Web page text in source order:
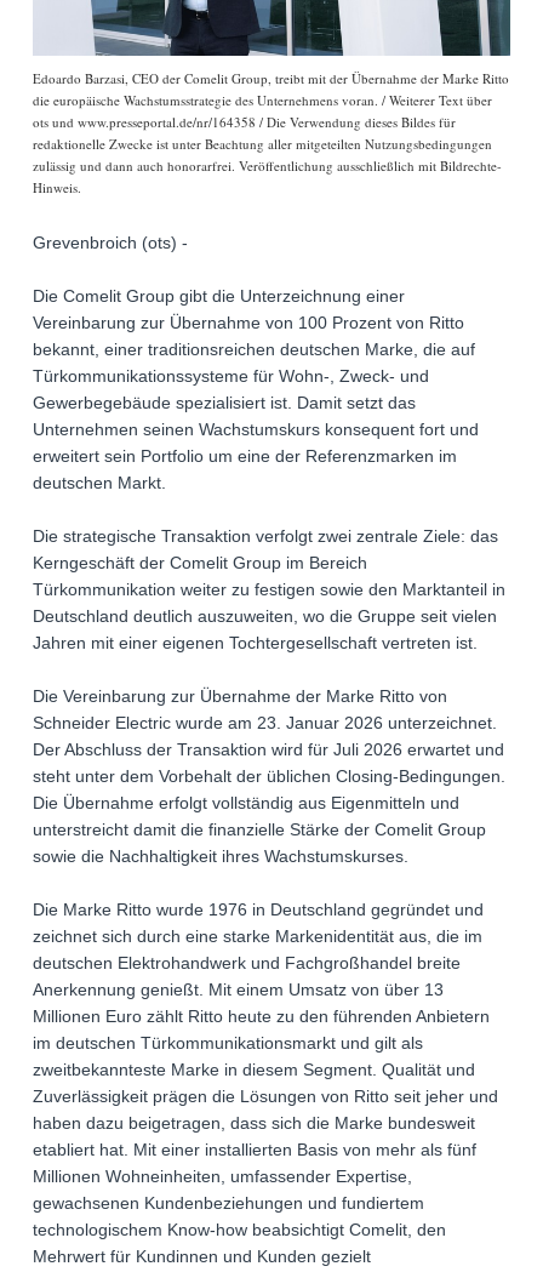
Edoardo Barzasi, CEO der Comelit Group, treibt mit der Übernahme der Marke Ritto
die europäische Wachstumsstrategie des Unternehmens voran. / Weiterer Text über
ots und www.presseportal.de/nr/164358 / Die Verwendung dieses Bildes für
redaktionelle Zwecke ist unter Beachtung aller mitgeteilten Nutzungsbedingungen
zulässig und dann auch honorarfrei. Veröffentlichung ausschließlich mit Bildrechte-
Hinweis.
Grevenbroich (ots) -
Die Comelit Group gibt die Unterzeichnung einer
Vereinbarung zur Übernahme von 100 Prozent von Ritto
bekannt, einer traditionsreichen deutschen Marke, die auf
Türkommunikationssysteme für Wohn-, Zweck- und
Gewerbegebäude spezialisiert ist. Damit setzt das
Unternehmen seinen Wachstumskurs konsequent fort und
erweitert sein Portfolio um eine der Referenzmarken im
deutschen Markt.
Die strategische Transaktion verfolgt zwei zentrale Ziele: das
Kerngeschäft der Comelit Group im Bereich
Türkommunikation weiter zu festigen sowie den Marktanteil in
Deutschland deutlich auszuweiten, wo die Gruppe seit vielen
Jahren mit einer eigenen Tochtergesellschaft vertreten ist.
Die Vereinbarung zur Übernahme der Marke Ritto von
Schneider Electric wurde am 23. Januar 2026 unterzeichnet.
Der Abschluss der Transaktion wird für Juli 2026 erwartet und
steht unter dem Vorbehalt der üblichen Closing-Bedingungen.
Die Übernahme erfolgt vollständig aus Eigenmitteln und
unterstreicht damit die finanzielle Stärke der Comelit Group
sowie die Nachhaltigkeit ihres Wachstumskurses.
Die Marke Ritto wurde 1976 in Deutschland gegründet und
zeichnet sich durch eine starke Markenidentität aus, die im
deutschen Elektrohandwerk und Fachgroßhandel breite
Anerkennung genießt. Mit einem Umsatz von über 13
Millionen Euro zählt Ritto heute zu den führenden Anbietern
im deutschen Türkommunikationsmarkt und gilt als
zweitbekannteste Marke in diesem Segment. Qualität und
Zuverlässigkeit prägen die Lösungen von Ritto seit jeher und
haben dazu beigetragen, dass sich die Marke bundesweit
etabliert hat. Mit einer installierten Basis von mehr als fünf
Millionen Wohneinheiten, umfassender Expertise,
gewachsenen Kundenbeziehungen und fundiertem
technologischem Know-how beabsichtigt Comelit, den
Mehrwert für Kundinnen und Kunden gezielt